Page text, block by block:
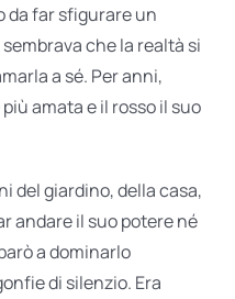
far sfigurare un
che la realtà si
a sé. Per anni,
amata e il rosso il suo
del giardino, della casa,
andare il suo potere né
a dominarlo
di silenzio. Era